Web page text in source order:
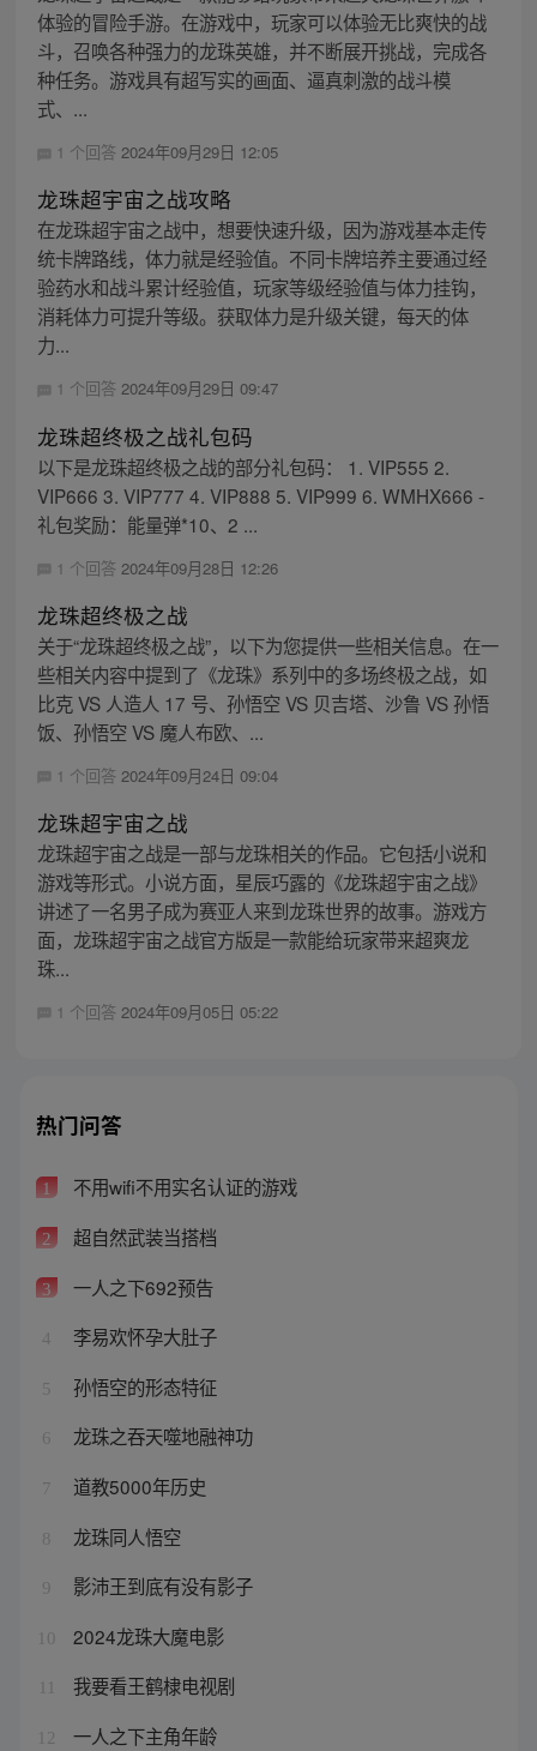
体验的冒险手游。在游戏中，玩家可以体验无比爽快的战
斗，召唤各种强力的龙珠英雄，并不断展开挑战，完成各
种任务。游戏具有超写实的画面、逼真刺激的战斗模
式、...
1 个回答 2024年09月29日 12:05
龙珠超宇宙之战攻略
在龙珠超宇宙之战中，想要快速升级，因为游戏基本走传
统卡牌路线，体力就是经验值。不同卡牌培养主要通过经
验药水和战斗累计经验值，玩家等级经验值与体力挂钩，
消耗体力可提升等级。获取体力是升级关键，每天的体
力...
1 个回答 2024年09月29日 09:47
龙珠超终极之战礼包码
以下是龙珠超终极之战的部分礼包码： 1. VIP555 2.
VIP666 3. VIP777 4. VIP888 5. VIP999 6. WMHX666 -
礼包奖励：能量弹*10、2 ...
1 个回答 2024年09月28日 12:26
龙珠超终极之战
关于“龙珠超终极之战”，以下为您提供一些相关信息。在一
些相关内容中提到了《龙珠》系列中的多场终极之战，如
比克 VS 人造人 17 号、孙悟空 VS 贝吉塔、沙鲁 VS 孙悟
饭、孙悟空 VS 魔人布欧、...
1 个回答 2024年09月24日 09:04
龙珠超宇宙之战
龙珠超宇宙之战是一部与龙珠相关的作品。它包括小说和
游戏等形式。小说方面，星辰巧露的《龙珠超宇宙之战》
讲述了一名男子成为赛亚人来到龙珠世界的故事。游戏方
面，龙珠超宇宙之战官方版是一款能给玩家带来超爽龙
珠...
1 个回答 2024年09月05日 05:22
热门问答
1 不用wifi不用实名认证的游戏
2 超自然武装当搭档
3 一人之下692预告
4 李易欢怀孕大肚子
5 孙悟空的形态特征
6 龙珠之吞天噬地融神功
7 道教5000年历史
8 龙珠同人悟空
9 影沛王到底有没有影子
10 2024龙珠大魔电影
我要看王鹤棣电视剧
12 一人之下主角年龄